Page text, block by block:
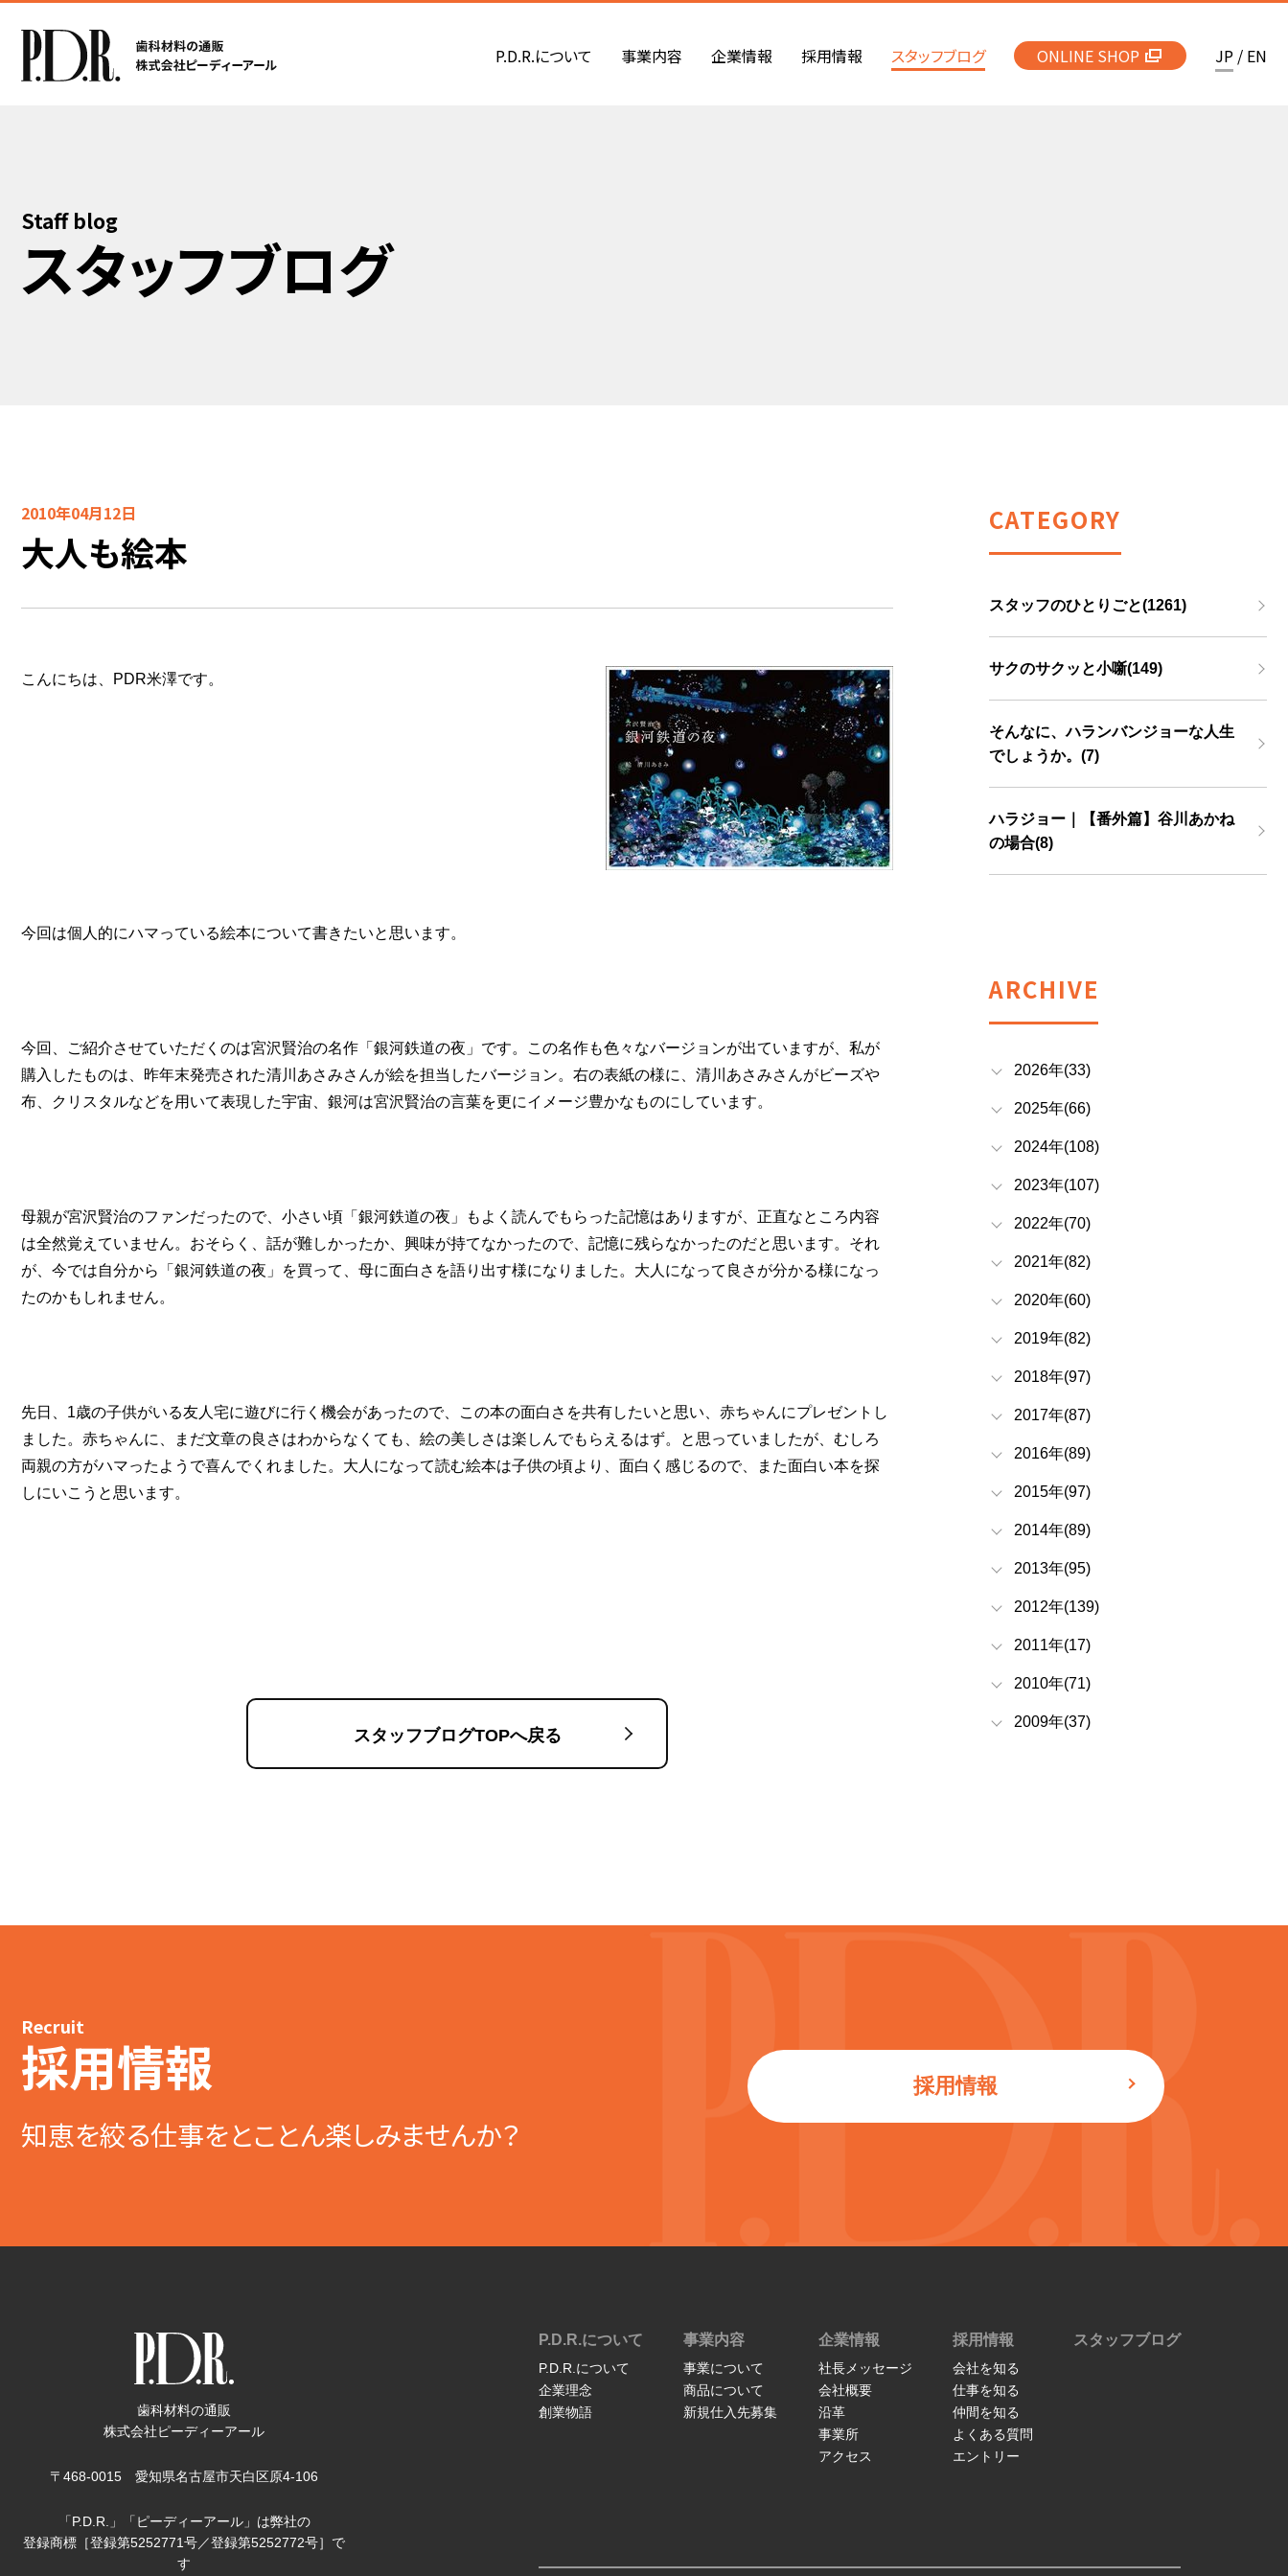
P.D.R.について 事業内容 企業情報 採用情報 スタッフブログ ONLINE SHOP JP / EN
Staff blog
スタッフブログ
2010年04月12日
大人も絵本
こんにちは、PDR米澤です。
今回は個人的にハマっている絵本について書きたいと思います。
今回、ご紹介させていただくのは宮沢賢治の名作「銀河鉄道の夜」です。この名作も色々なバージョンが出ていますが、私が
購入したものは、昨年末発売された清川あさみさんが絵を担当したバージョン。右の表紙の様に、清川あさみさんがビーズや
布、クリスタルなどを用いて表現した宇宙、銀河は宮沢賢治の言葉を更にイメージ豊かなものにしています。
母親が宮沢賢治のファンだったので、小さい頃「銀河鉄道の夜」もよく読んでもらった記憶はありますが、正直なところ内容
は全然覚えていません。おそらく、話が難しかったか、興味が持てなかったので、記憶に残らなかったのだと思います。それ
が、今では自分から「銀河鉄道の夜」を買って、母に面白さを語り出す様になりました。大人になって良さが分かる様になっ
たのかもしれません。
先日、1歳の子供がいる友人宅に遊びに行く機会があったので、この本の面白さを共有したいと思い、赤ちゃんにプレゼントし
ました。赤ちゃんに、まだ文章の良さはわからなくても、絵の美しさは楽しんでもらえるはず。と思っていましたが、むしろ
両親の方がハマったようで喜んでくれました。大人になって読む絵本は子供の頃より、面白く感じるので、また面白い本を探
しにいこうと思います。
スタッフブログTOPへ戻る
CATEGORY
スタッフのひとりごと(1261)
サクのサクッと小噺(149)
そんなに、ハランバンジョーな人生
でしょうか。(7)
ハラジョー｜【番外篇】谷川あかね
の場合(8)
ARCHIVE
2026年(33)
2025年(66)
2024年(108)
2023年(107)
2022年(70)
2021年(82)
2020年(60)
2019年(82)
2018年(97)
2017年(87)
2016年(89)
2015年(97)
2014年(89)
2013年(95)
2012年(139)
2011年(17)
2010年(71)
2009年(37)
Recruit
採用情報
知恵を絞る仕事をとことん楽しみませんか？
採用情報
歯科材料の通販
株式会社ピーディーアール
〒468-0015 愛知県名古屋市天白区原4-106
「P.D.R.」「ピーディーアール」は弊社の
登録商標［登録第5252771号／登録第5252772号］で
す
P.D.R.について
P.D.R.について
企業理念
創業物語
事業内容
事業について
商品について
新規仕入先募集
企業情報
社長メッセージ
会社概要
沿革
事業所
アクセス
採用情報
会社を知る
仕事を知る
仲間を知る
よくある質問
エントリー
スタッフブログ